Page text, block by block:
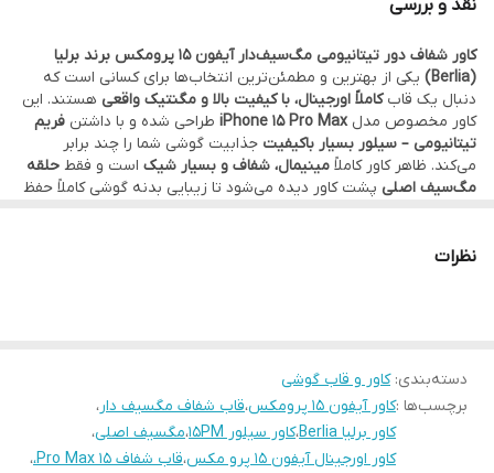
نقد و بررسی
کاور شفاف دور تیتانیومی مگ‌سیف‌دار آیفون 15 پرومکس برند برلیا
(Berlia)
یکی از بهترین و مطمئن‌ترین انتخاب‌ها برای کسانی است که
دنبال یک قابکاملاً اورجینال، با کیفیت بالا و مگنتیک واقعی هستند. این
کاور مخصوص مدلiPhone 15 Pro Max طراحی شده و با داشتن فریم
تیتانیومی – سیلور بسیار باکیفیت جذابیت گوشی شما را چند برابر
می‌کند. ظاهر کاور کاملاً مینیمال، شفاف و بسیار شیک است و فقط حلقه
مگ‌سیف اصلی پشت کاور دیده می‌شود تا زیبایی بدنه گوشی کاملاً حفظ
خط‌وخش و فشار مقاومت بسیار عالی دارد. این مدل از نوع
موجود در بازار، مگ‌سیف تزیینی دارند و کیفیت مگنت در حد بسیار
پایین است.)
محافظ لنز شیشه‌ای با کیفیت بالا روی فریم دوربین قرار دارد که از
برجستگی لنزهای آیفون 15 پرومکس کاملاً محافظت می‌کند. فریم دور و
نظرات
دسته‌بندی:کاور و قاب گوشی
برچسب‌ها :کاور آیفون 15 پرومکس ،قاب شفاف مگسیف دار،
کاور برلیا Berlia
،کاور سیلور 15PM ،مگسیف اصلی،
کاور اورجینال آیفون 15 پرو مکس
،قاب شفاف 15 Pro Max،
،